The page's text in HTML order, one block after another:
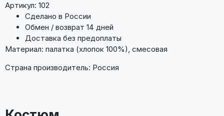
Артикул: 102
Сделано в России
Обмен / возврат 14 дней
Доставка без предоплаты
Материал: палатка (хлопок 100%), смесовая
Страна производитель: Россия